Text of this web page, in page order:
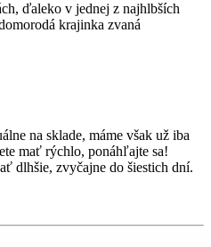
ďaleko v jednej z najhlbších
krajinka zvaná
na sklade, máme však už iba
mať rýchlo, ponáhľajte sa!
dlhšie, zvyčajne do šiestich dní.